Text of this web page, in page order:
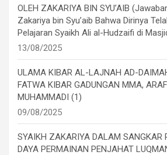
OLEH ZAKARIYA BIN SYU’AIB
Zakariya bin Syu’aib Bahwa Dirinya
Pelajaran Syaikh Ali al-Hudzaifi di
13/08/2025
ULAMA KIBAR AL-LAJNAH AD-
FATWA KIBAR GADUNGAN MMA,
MUHAMMADI (1)
09/08/2025
SYAIKH ZAKARIYA DALAM SANGKAR
DAYA PERMAINAN PENJAHAT